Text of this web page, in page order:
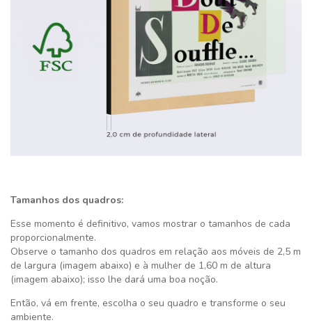
Tamanhos dos quadros:
Esse momento é definitivo, vamos mostrar o tamanhos de cada
proporcionalmente.
Observe o tamanho dos quadros em relação aos móveis de 2,5 m
de largura (imagem abaixo) e à mulher de 1,60 m de altura
(imagem abaixo); isso lhe dará uma boa noção.
Então, vá em frente, escolha o seu quadro e transforme o seu
ambiente.